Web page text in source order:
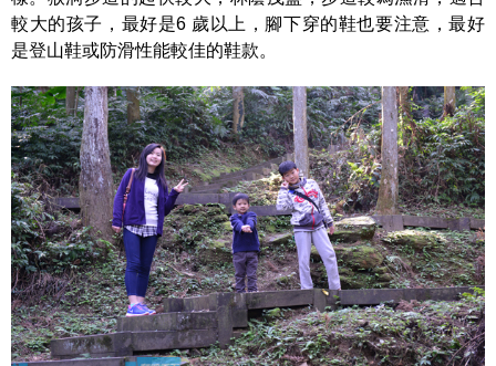
較大的孩子，最好是6 歲以上，腳下穿的鞋也要注意，最好
是登山鞋或防滑性能較佳的鞋款。